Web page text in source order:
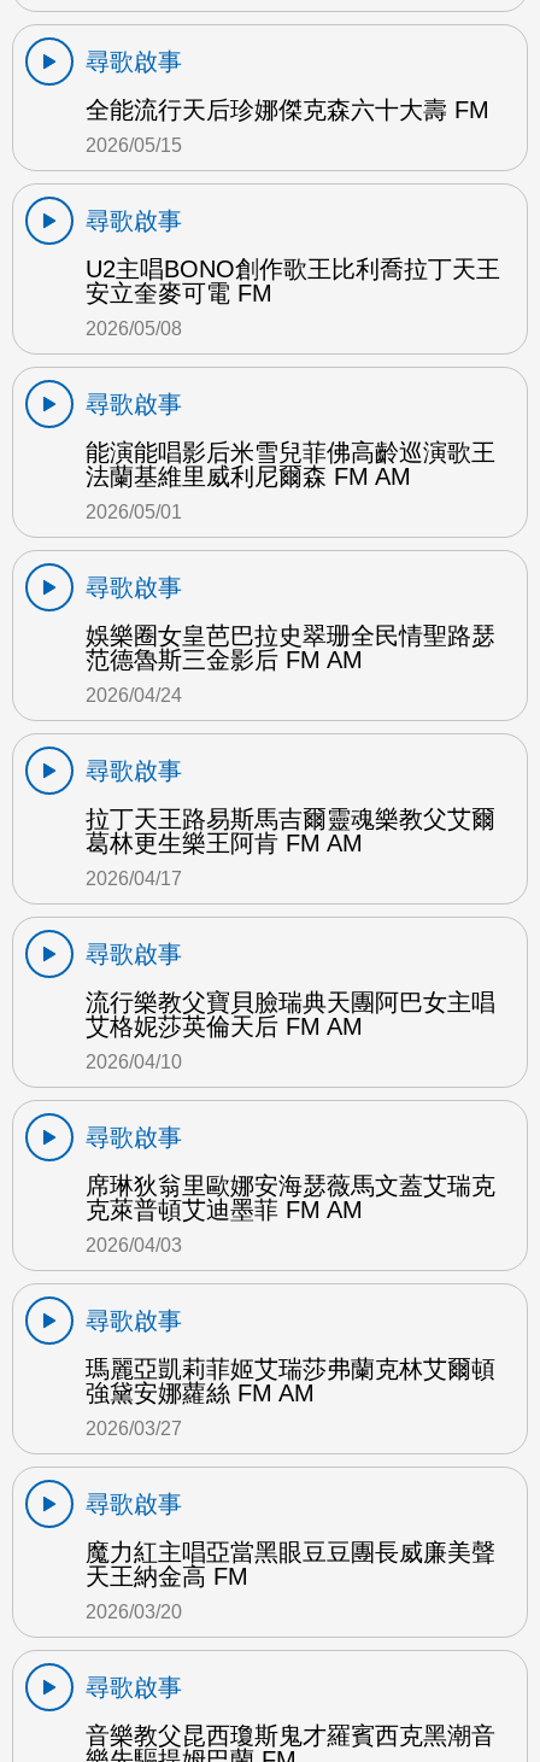
尋歌啟事
全能流行天后珍娜傑克森六十大壽 FM
2026/05/15
尋歌啟事
U2主唱BONO創作歌王比利喬拉丁天王
安立奎麥可電 FM
2026/05/08
尋歌啟事
能演能唱影后米雪兒菲佛高齡巡演歌王
法蘭基維里威利尼爾森 FM AM
2026/05/01
尋歌啟事
娛樂圈女皇芭巴拉史翠珊全民情聖路瑟
范德魯斯三金影后 FM AM
2026/04/24
尋歌啟事
拉丁天王路易斯馬吉爾靈魂樂教父艾爾
葛林更生樂王阿肯 FM AM
2026/04/17
尋歌啟事
流行樂教父寶貝臉瑞典天團阿巴女主唱
艾格妮莎英倫天后 FM AM
2026/04/10
尋歌啟事
席琳狄翁里歐娜安海瑟薇馬文蓋艾瑞克
克萊普頓艾迪墨菲 FM AM
2026/04/03
尋歌啟事
瑪麗亞凱莉菲姬艾瑞莎弗蘭克林艾爾頓
強黛安娜蘿絲 FM AM
2026/03/27
尋歌啟事
魔力紅主唱亞當黑眼豆豆團長威廉美聲
天王納金高 FM
2026/03/20
尋歌啟事
音樂教父昆西瓊斯鬼才羅賓西克黑潮音